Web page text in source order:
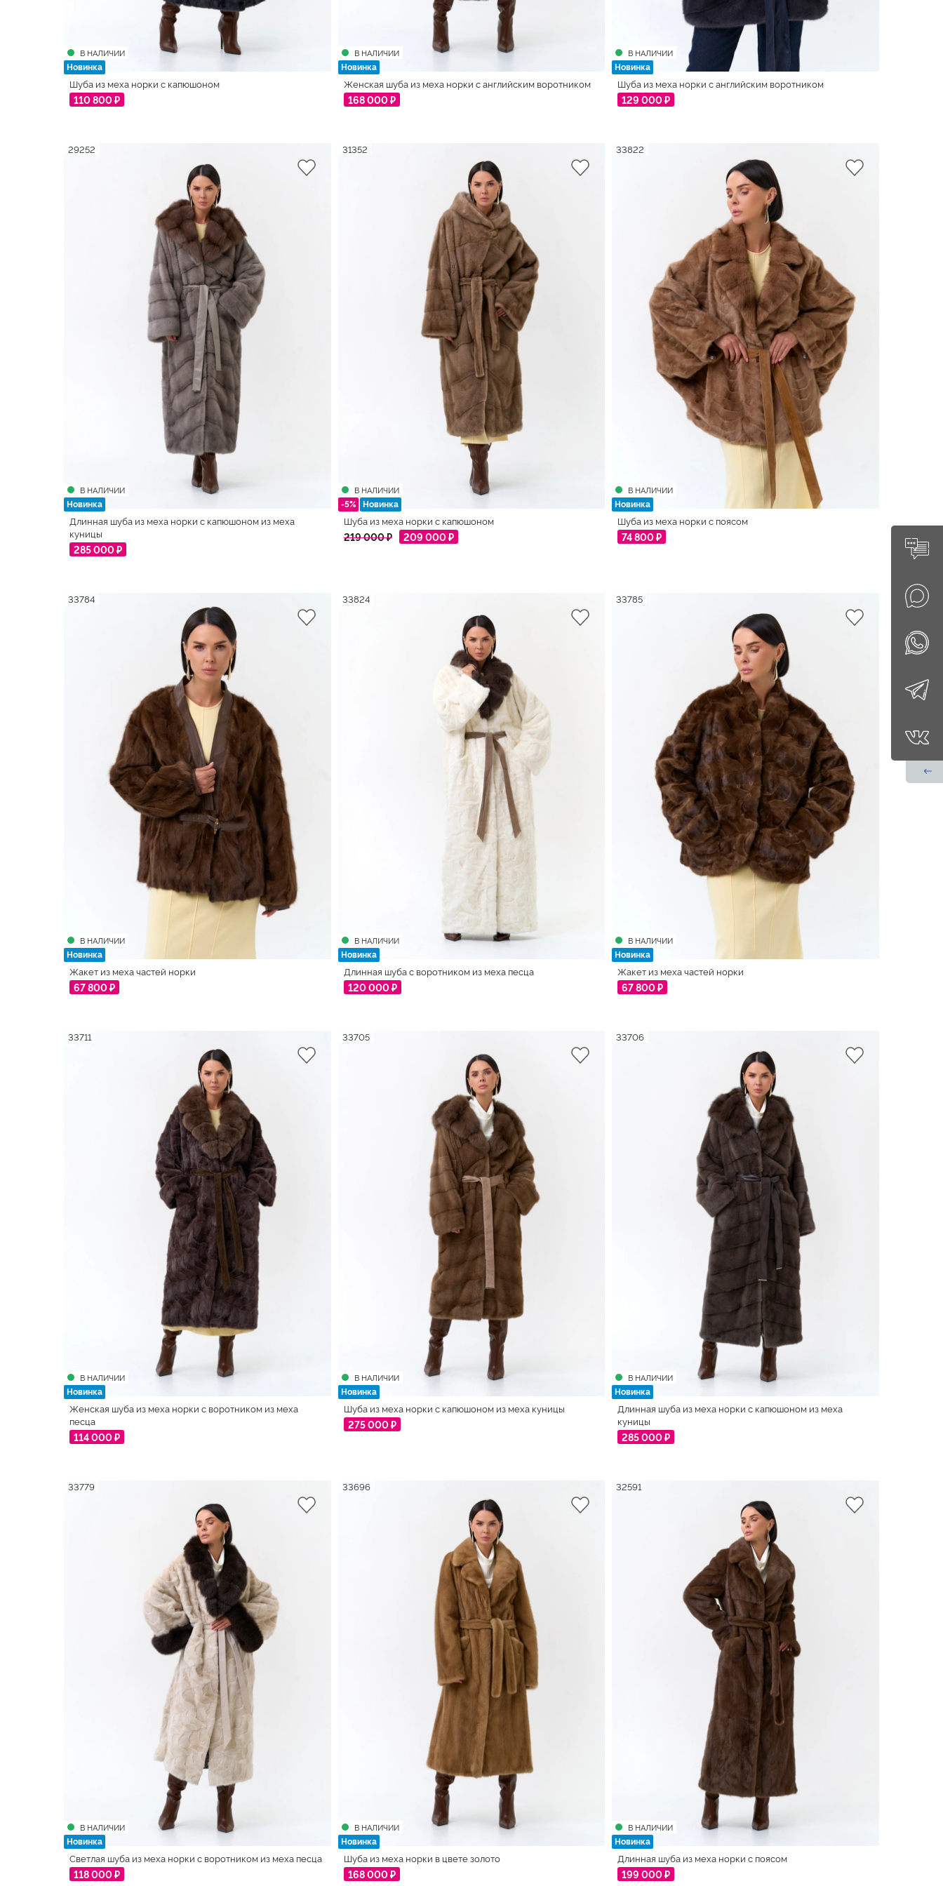
В НАЛИЧИИ
Новинка
Шуба из меха норки с капюшоном
110 800 ₽
В НАЛИЧИИ
Новинка
Женская шуба из меха норки с английским воротником
168 000 ₽
В НАЛИЧИИ
Новинка
Шуба из меха норки с английским воротником
129 000 ₽
В НАЛИЧИИ
Новинка
29252
Длинная шуба из меха норки с капюшоном из меха
куницы
285 000 ₽
В НАЛИЧИИ
-5% Новинка
31352
Шуба из меха норки с капюшоном
219 000 ₽ 209 000 ₽
В НАЛИЧИИ
Новинка
33822
Шуба из меха норки с поясом
74 800 ₽
В НАЛИЧИИ
Новинка
33784
Жакет из меха частей норки
67 800 ₽
В НАЛИЧИИ
Новинка
33824
Длинная шуба с воротником из меха песца
120 000 ₽
В НАЛИЧИИ
Новинка
33785
Жакет из меха частей норки
67 800 ₽
В НАЛИЧИИ
Новинка
33711
Женская шуба из меха норки с воротником из меха
песца
114 000 ₽
В НАЛИЧИИ
Новинка
33705
Шуба из меха норки с капюшоном из меха куницы
275 000 ₽
В НАЛИЧИИ
Новинка
33706
Длинная шуба из меха норки с капюшоном из меха
куницы
285 000 ₽
В НАЛИЧИИ
Новинка
33779
Светлая шуба из меха норки с воротником из меха песца
118 000 ₽
В НАЛИЧИИ
Новинка
33696
Шуба из меха норки в цвете золото
168 000 ₽
В НАЛИЧИИ
Новинка
32591
Длинная шуба из меха норки с поясом
199 000 ₽